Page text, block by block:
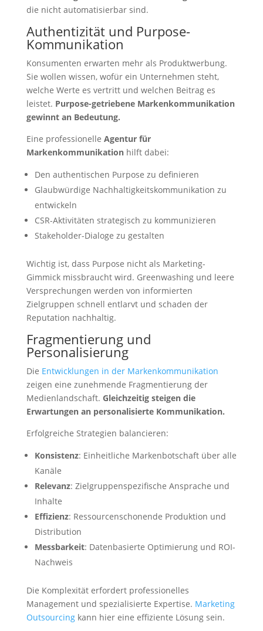
die nicht automatisierbar sind.
Authentizität und Purpose-
Kommunikation
Konsumenten erwarten mehr als Produktwerbung.
Sie wollen wissen, wofür ein Unternehmen steht,
welche Werte es vertritt und welchen Beitrag es
leistet. Purpose-getriebene Markenkommunikation
gewinnt an Bedeutung.
Eine professionelle Agentur für
Markenkommunikationhilft dabei:
Den authentischen Purpose zu definieren
Glaubwürdige Nachhaltigkeitskommunikation zu
entwickeln
CSR-Aktivitäten strategisch zu kommunizieren
Stakeholder-Dialoge zu gestalten
Wichtig ist, dass Purpose nicht als Marketing-
Gimmick missbraucht wird. Greenwashing und leere
Versprechungen werden von informierten
Zielgruppen schnell entlarvt und schaden der
Reputation nachhaltig.
Fragmentierung und
Personalisierung
Die Entwicklungen in der Markenkommunikation
zeigen eine zunehmende Fragmentierung der
Medienlandschaft. Gleichzeitig steigen die
Erwartungen an personalisierte Kommunikation.
Erfolgreiche Strategien balancieren:
Konsistenz: Einheitliche Markenbotschaft über alle
Kanäle
Relevanz: Zielgruppenspezifische Ansprache und
Inhalte
Effizienz: Ressourcenschonende Produktion und
Distribution
Messbarkeit: Datenbasierte Optimierung und ROI-
Nachweis
Die Komplexität erfordert professionelles
Management und spezialisierte Expertise. Marketing
Outsourcingkann hier eine effiziente Lösung sein.